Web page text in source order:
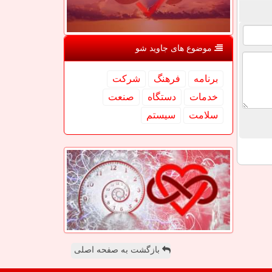
موضوع های جاوید شو
برنامه فرهنگ
شركت
خدمات
دستگاه
صنعت
سلامت
سیستم
بازگشت به صفحه اصلی